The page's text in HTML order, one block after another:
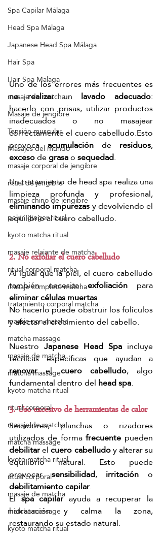
Spa Capilar Málaga
Head Spa Málaga
Japanese Head Spa Málaga
Hair Spa
Hair Spa Málaga
masaje de matcha
Masaje de jengibre
Tensión muscular
Masajes del mundo
masaje corporal de jengibre
ritual de jengibre
masaje chino de jengibre
pekín ginger ritual
kyoto matcha ritual
masaje relajante de matcha
ritual corporal matcha
masaje completo matcha
tratamiento corporal matcha
masaje con matcha
matcha massage
masaje de matcha
matcha massage
kyoto matcha ritual
ritual corporal
masaje de matcha
matcha massage
kyoto matcha ritual
ritual corporal
masaje de matcha
matcha massage
kyoto matcha ritual
Uno de los errores más frecuentes es
no realizar un lavado adecuado:
hacerlo con prisas, utilizar productos
inadecuados o no masajear
correctamente el cuero cabelludo.Esto
provoca acumulación de residuos,
exceso de grasa o sequedad.
Un tratamiento de head spa realiza una
eliminando impurezas y devolviendo el
equilibrio al cuero cabelludo.
2. No exfoliar el cuero cabelludo
Al igual que la piel, el cuero cabelludo
también necesita exfoliación
eliminar células muertas.
No hacerlo puede obstruir los folículos
y afectar al crecimiento del cabello.
Nuestro Japanese Head Spa incluye
renovar el cuero cabelludo, algo
fundamental dentro del head spa.
3. Uso excesivo de herramientas de calor
Secadores, planchas o rizadores
utilizados de forma frecuente
debilitar el cuero cabelludo y alterar su
equilibrio natural. Esto puede
provocar sensibilidad, irritación
debilitamiento capilar.
El spa capilar ayuda a recuperar la
hidratación y calma la zona,
restaurando su estado natural.